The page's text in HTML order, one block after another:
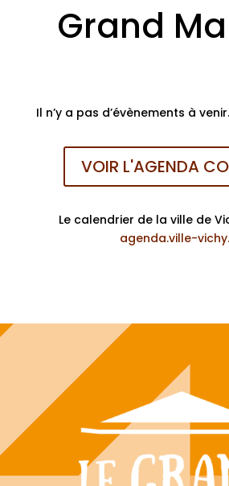
Grand
Il n’y a pas d’évènements à venir.
VOIR L'AGENDA
Le calendrier de la ville de
agenda.ville-